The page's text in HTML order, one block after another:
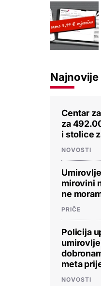
Najnovije
Centar
za
i stolice
NOVOSTI
mirovini
ne
PRIČE
Policija
meta
NOVOSTI